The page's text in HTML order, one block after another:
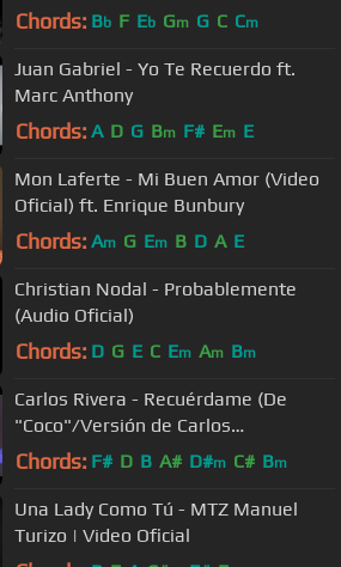
Chords: Bb F Eb Gm G C Cm
Juan Gabriel - Yo Te Recuerdo ft.
Marc Anthony
Chords: A D G Bm F# Em E
Mon Laferte - Mi Buen Amor (Video
Oficial) ft. Enrique Bunbury
Chords: Am G Em B D A E
Christian Nodal - Probablemente
(Audio Oficial)
Chords: D G E C Em Am Bm
Carlos Rivera - Recuérdame (De
"Coco"/Versión de Carlos
Rivera/Official Video)
Chords: F# D B A# D#m C# Bm
Una Lady Como Tú - MTZ Manuel
Turizo | Video Oficial